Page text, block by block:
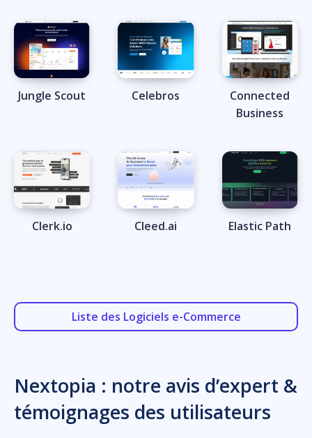
Jungle Scout Celebros
Connected
Business
Clerk.io Cleed.ai Elastic Path
Liste des Logiciels e-Commerce
Nextopia : notre avis d’expert &
témoignages des utilisateurs